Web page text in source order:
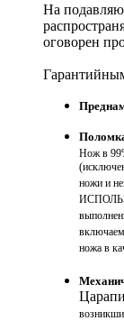
На
оговорен
Нож в
ножи и
ножа в